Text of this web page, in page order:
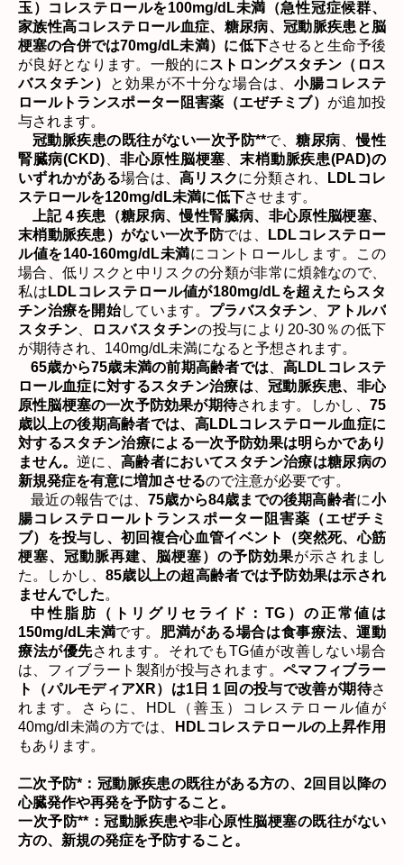
玉）コレステロールを100mg/dL未満（急性冠症候群、
家族性高コレステロール血症、糖尿病、冠動脈疾患と脳
梗塞の合併では70mg/dL未満）に低下させると生命予後
が良好となります。一般的に ストロングスタチン（ロス
バスタチン）
と効果が不十分な場合は、 小腸コレステ
ロールトランスポーター阻害薬（エぜチミブ） が追加投
与されます。
冠動脈疾患の既往がない一次予防**で、 糖尿病 、慢性
腎臓病(CKD) 非心原性脳梗塞 末梢動脈疾患(PAD)の
いずれかがある場合は、 高リスクに分類され、 LDLコレ
ステロールを120mg/dL未満に低下させます。
上記４疾患（糖尿病、慢性腎臓病、非心原性脳梗塞、
末梢動脈疾患）がない一次予防では、 LDLコレステロー
ル値を140-160mg/dL未満にコントロールします。この
場合、低リスクと中リスクの分類が非常に煩雑なので、
私は LDLコレステロール値が180mg/dLを超えたらスタ
チン治療を開始しています。 プラバスタチン
アトルバ
スタチン
ロスバスタチンの投与により 20-30 ％の低下
が期待され、 140mg/dL未満になると予想されます。
65歳から75歳未満の前期高齢者では 高LDLコレステ
ロール血症に対するスタチン治療は
冠動脈疾患、非心
原性脳梗塞の一次予防効果が期待されます。しかし、 75
歳以上の後期高齢者では、高LDLコレステロール血症に
対するスタチン治療による一次予防効果は明らかであり
ません。 逆に、 高齢者においてスタチン治療は糖尿病の
新規発症を有意に増加させるので注意が必要です。
最近の報告では、 75歳から84歳までの後期高齢者に小
腸コレステロールトランスポーター阻害薬（エぜチミ
ブ）を投与し、 初回複合心血管イベント（突然死、心筋
梗塞、冠動脈再建、脳梗塞）の予防効果が示されまし
た 。しかし、 85歳以上の超高齢者では予防効果は示され
ませんでした。
中性脂肪（トリグリセライド： TG ）の正常値は
150mg/dL未満です。 肥満がある場合は食事療法、運動
療法が優先されます。それでもTG値が改善しない場合
は、フィブラート製剤が投与されます。 ペマフィブラー
ト（パルモディアXR）は1 日１回の投与で改善が期待さ
れます。さらに、
HDL （善玉）コレステロール値が
40mg/dl 未満の方では、 HDLコレステロールの上昇作用
もあります。
二次予防* ：冠動脈疾患の既往がある方の、 2回目以降の
心臓発作や再発を予防すること。
一次予防** ：冠動脈疾患や非心原性脳梗塞の既往がない
方の、新規の発症を予防すること。